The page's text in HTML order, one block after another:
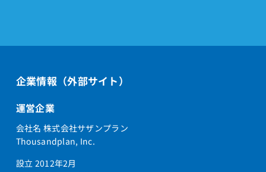
企業情報（外部サイト）
運営企業
会社名 株式会社サザンプラン
Thousandplan, Inc.
設立 2012年2月